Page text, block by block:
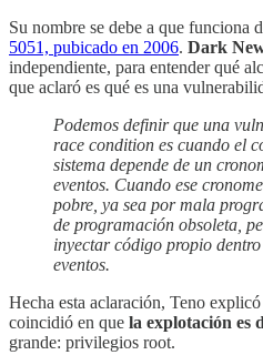
Su nombre se debe a que funciona
5051, pubicado en 2006. Dark
independiente, para entender qué
que aclaró es qué es una
Podemos definir que una
race condition es cuando el
sistema depende de un
eventos. Cuando ese
pobre, ya sea por mala
de programación obsoleta,
inyectar código propio dentro
eventos.
Hecha esta aclaración, Teno
coincidió en que la explotación es
grande: privilegios root.